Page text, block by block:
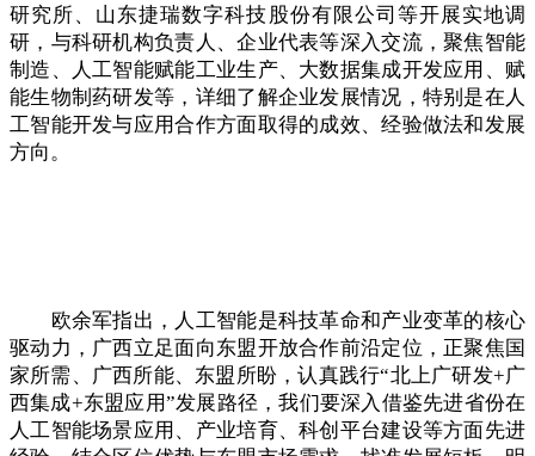
研究所、山东捷瑞数字科技股份有限公司等开展实地调
研，与科研机构负责人、企业代表等深入交流，聚焦智能
制造、人工智能赋能工业生产、大数据集成开发应用、赋
能生物制药研发等，详细了解企业发展情况，特别是在人
工智能开发与应用合作方面取得的成效、经验做法和发展
方向。
欧余军指出，人工智能是科技革命和产业变革的核心
驱动力，广西立足面向东盟开放合作前沿定位，正聚焦国
家所需、广西所能、东盟所盼，认真践行“北上广研发+广
西集成+东盟应用”发展路径，我们要深入借鉴先进省份在
人工智能场景应用、产业培育、科创平台建设等方面先进